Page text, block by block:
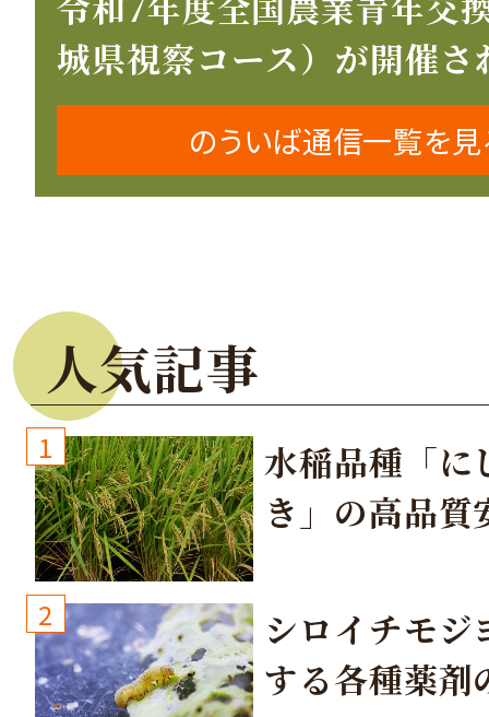
城県視察コース）が開催さ
のういば通信一覧を
人気記事
1
水稲品種「に
き」の高品質
2
シロイチモジ
する各種薬剤